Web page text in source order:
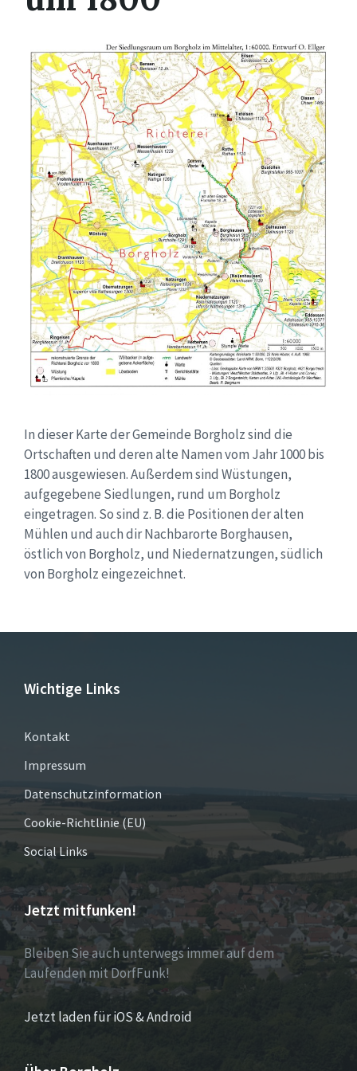
In dieser Karte der Gemeinde Borgholz sind die
Ortschaften und deren alte Namen vom Jahr 1000 bis
1800 ausgewiesen. Außerdem sind Wüstungen,
aufgegebene Siedlungen, rund um Borgholz
eingetragen. So sind z. B. die Positionen der alten
Mühlen und auch dir Nachbarorte Borghausen,
östlich von Borgholz, und Niedernatzungen, südlich
von Borgholz eingezeichnet.
Wichtige Links
Kontakt
Impressum
Datenschutzinformation
Cookie-Richtlinie (EU)
Social Links
Jetzt mitfunken!
Bleiben Sie auch unterwegs immer auf dem
Laufenden mit DorfFunk!
Jetzt laden für iOS & Android